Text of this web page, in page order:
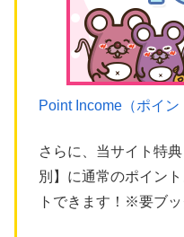
Point Income（ポイ
さらに、当サイト特
別】に通常のポイン
トできます！※要ブッ